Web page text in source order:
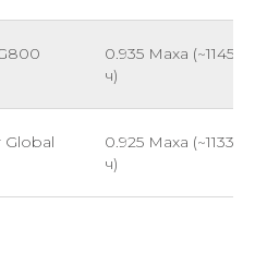
0.935 Маха (~1145
ч)
0.925 Маха (~1133
ч)